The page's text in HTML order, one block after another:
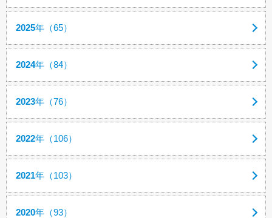
2025年（65）
2024年（84）
2023年（76）
2022年（106）
2021年（103）
2020年（93）